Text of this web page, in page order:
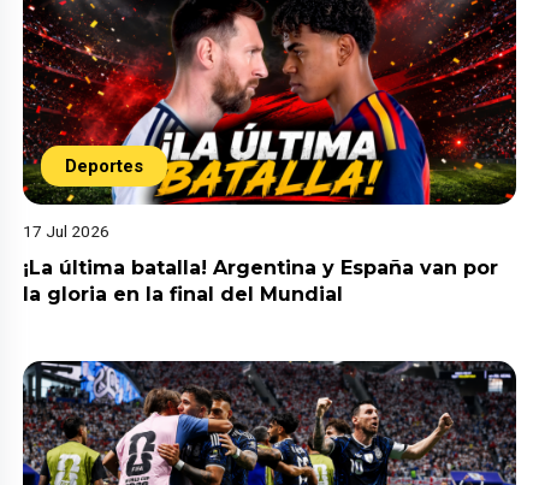
Deportes
17 Jul 2026
¡La última batalla! Argentina y España van por
la gloria en la final del Mundial